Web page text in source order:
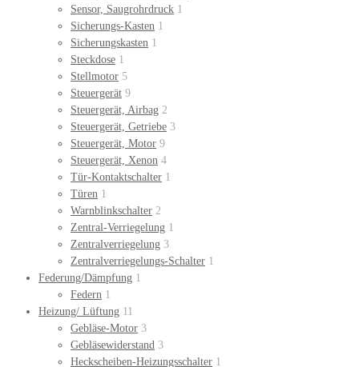
Sensor, Saugrohrdruck 1
Sicherungs-Kasten 1
Sicherungskasten 1
Steckdose 1
Stellmotor 5
Steuergerät 9
Steuergerät, Airbag 2
Steuergerät, Getriebe 3
Steuergerät, Motor 9
Steuergerät, Xenon 4
Tür-Kontaktschalter 1
Türen 1
Warnblinkschalter 2
Zentral-Verriegelung 1
Zentralverriegelung 3
Zentralverriegelungs-Schalter 1
Federung/Dämpfung 1
Federn 1
Heizung/ Lüftung 11
Gebläse-Motor 3
Gebläsewiderstand 3
Heckscheiben-Heizungsschalter 1